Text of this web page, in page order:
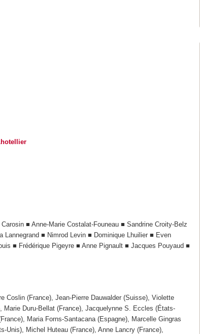
■ Anne-Marie Costalat-Founeau ■ Sandrine Croity-Belz
■ Nimrod Levin ■ Dominique Lhuilier ■ Even
■ Frédérique Pigeyre ■ Anne Pignault ■ Jacques Pouyaud ■
Coslin (France), Jean-Pierre Dauwalder (Suisse), Violette
Marie Duru-Bellat (France), Jacquelynne S. Eccles (États-
Maria Forns-Santacana (Espagne), Marcelle Gingras
Unis), Michel Huteau (France), Anne Lancry (France),